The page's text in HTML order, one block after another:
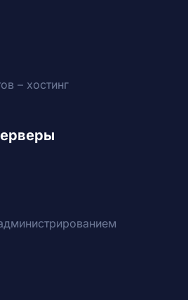
– хостинг